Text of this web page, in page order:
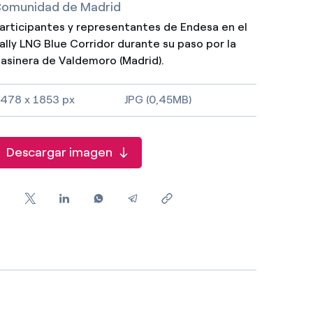
de Madrid
y representantes de Endesa en el
LNG Blue Corridor durante su paso por la
de Valdemoro (Madrid).
x 1853 px JPG (0,45MB)
Descargar imagen